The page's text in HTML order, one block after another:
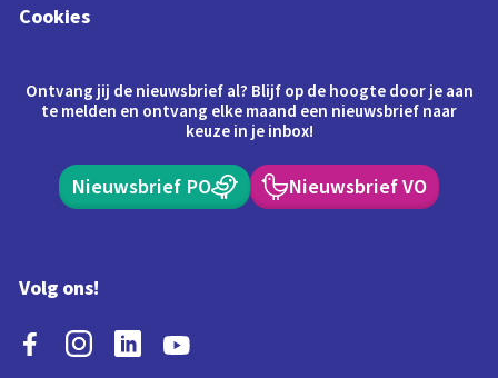
Cookies
Ontvang jij de nieuwsbrief al? Blijf op de hoogte door je aan
te melden en ontvang elke maand een nieuwsbrief naar
keuze in je inbox!
Nieuwsbrief PO Nieuwsbrief VO
Volg ons!